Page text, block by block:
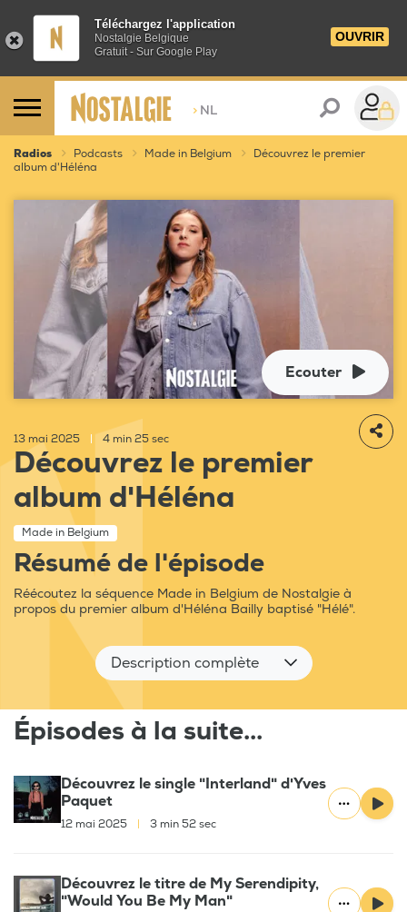
Téléchargez l'application
Nostalgie Belgique
Gratuit - Sur Google Play
OUVRIR
> NL
Radios Podcasts Made in Belgium
Découvrez le premier
album d'Héléna
Ecouter
13 mai 2025 4 min 25 sec
Découvrez le premier
album d'Héléna
Made in Belgium
Résumé de l'épisode
Réécoutez la séquence Made in Belgium de Nostalgie à
propos du premier album d'Héléna Bailly baptisé "Hélé".
Description complète
Épisodes à la suite...
Découvrez le single "Interland" d'Yves
Paquet
12 mai 2025 3 min 52 sec
Découvrez le titre de My Serendipity,
"Would You Be My Man"